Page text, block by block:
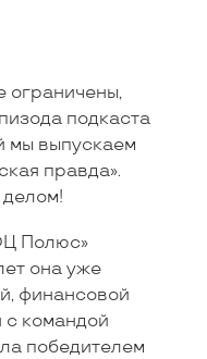
ограничены,
подкаста
мы выпускаем
правда».
Полюс»
она уже
финансовой
с командой
победителем